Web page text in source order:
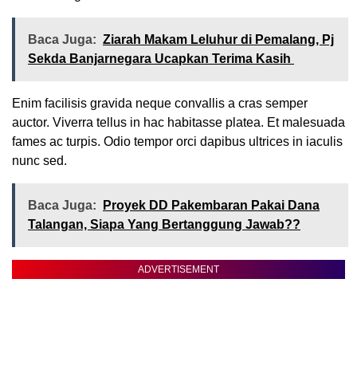
Baca Juga: Ziarah Makam Leluhur di Pemalang, Pj
Sekda Banjarnegara Ucapkan Terima Kasih
Enim facilisis gravida neque convallis a cras semper
auctor. Viverra tellus in hac habitasse platea. Et malesuada
fames ac turpis. Odio tempor orci dapibus ultrices in iaculis
nunc sed.
Baca Juga:
Proyek DD Pakembaran Pakai Dana
Talangan, Siapa Yang Bertanggung Jawab??
ADVERTISEMENT